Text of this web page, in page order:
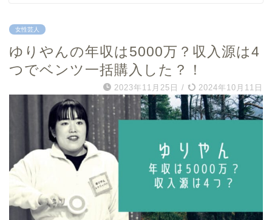
女性芸人
ゆりやんの年収は5000万？収入源は4
つでベンツ一括購入した？！
2023年11月25日 / 2024年10月11日